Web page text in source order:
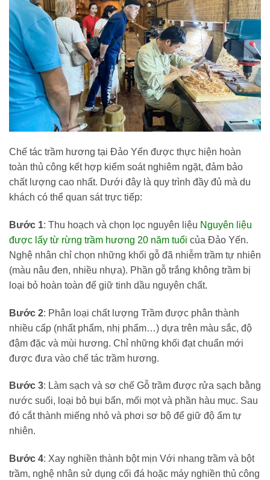
Chế tác trầm hương tại Đảo Yến được thực hiện hoàn
toàn thủ công kết hợp kiểm soát nghiêm ngặt, đảm bảo
chất lượng cao nhất. Dưới đây là quy trình đầy đủ mà du
khách có thể quan sát trực tiếp:
Bước 1: Thu hoạch và chọn lọc nguyên liệu Nguyên liệu
được lấy từ rừng trầm hương 20 năm tuổi của Đảo Yến.
Nghệ nhân chỉ chọn những khối gỗ đã nhiễm trầm tự nhiên
(màu nâu đen, nhiều nhựa). Phần gỗ trắng không trầm bị
loại bỏ hoàn toàn để giữ tinh dầu nguyên chất.
Bước 2: Phân loại chất lượng Trầm được phân thành
nhiều cấp (nhất phẩm, nhị phẩm…) dựa trên màu sắc, độ
đậm đặc và mùi hương. Chỉ những khối đạt chuẩn mới
được đưa vào chế tác trầm hương.
Bước 3: Làm sạch và sơ chế Gỗ trầm được rửa sạch bằng
nước suối, loại bỏ bụi bẩn, mối mọt và phần hàu mục. Sau
đó cắt thành miếng nhỏ và phơi sơ bộ để giữ độ ẩm tự
nhiên.
Bước 4: Xay nghiền thành bột mịn Với nhang trầm và bột
trầm, nghệ nhân sử dụng cối đá hoặc máy nghiền thủ công